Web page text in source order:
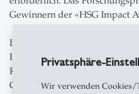
Privatsphäre-
Wir verwenden Cookies/
Gewinnern der «HSG Impact
Infolgedessen trat dormakaba
Initiative «The Hub for Child
Remediation» bei, die unter
Children» und «The Center for